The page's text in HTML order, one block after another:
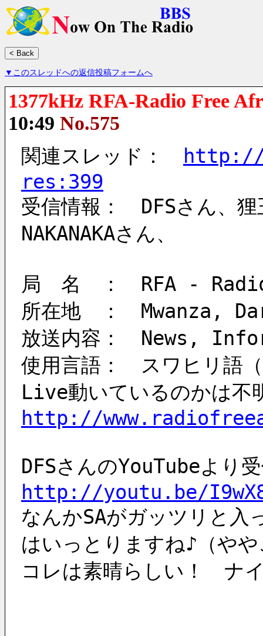
▼このスレッドへの返信投稿フォームへ
1377kHz RFA-Radio Free
10:49 No.575
関連スレッド：
http://
res:399
受信情報：　DFSさん、
NAKANAKAさん、
局　名　：　RFA -
所在地　：　Mwanza,
放送内容：　News,
使用言語：　スワヒリ
Live動いているのかは
http://
DFSさんのYouTubeより
http://youtu.be/
なんかSAがガッツリと入
はいっとりますね♪（や
コレは素晴らしい！　ナ